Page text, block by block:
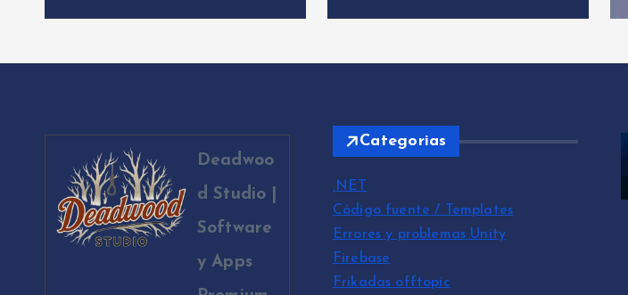
Deadwoo
d Studio |
Software
y Apps
Categorias
.NET
Código fuente / Templates
Errores y problemas Unity
Firebase
Frikadas offtopic